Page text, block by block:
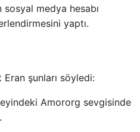
sosyal medya hesabı
yaptı.
şunları söyledi:
Amororg sevgisinde